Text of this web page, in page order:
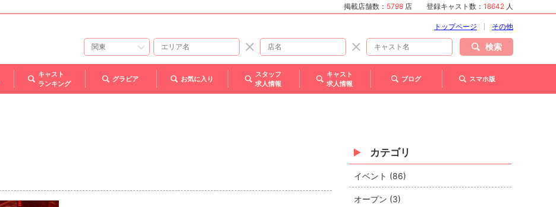
掲載店舗数： 5798 店 登録キャスト数： 18642 人
トップページ その他
検索
キャスト
ランキング
グラビア お気に入り
スタッフ
求人情報
キャスト
求人情報
ブログ スマホ版
カテゴリ
イベント (86)
オープン (3)